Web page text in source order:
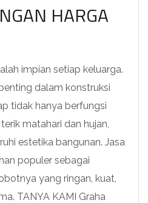
HARGA
impian setiap keluarga.
dalam konstruksi
tidak hanya berfungsi
matahari dan hujan,
estetika bangunan. Jasa
populer sebagai
yang ringan, kuat,
TANYA KAMI Graha